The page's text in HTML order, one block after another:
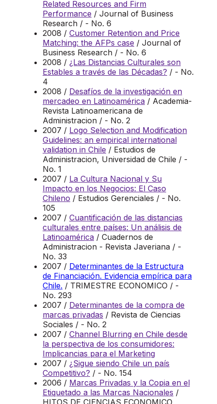
Related Resources and Firm
Performance / Journal of Business
Research / - No. 6
2008 / Customer Retention and Price
Matching: the AFPs case / Journal of
Business Research / - No. 6
2008 / ¿Las Distancias Culturales son
Estables a través de las Décadas? / - No.
4
2008 / Desafíos de la investigación en
mercadeo en Latinoamérica / Academia-
Revista Latinoamericana de
Administracion / - No. 2
2007 / Logo Selection and Modification
Guidelines: an empirical international
validation in Chile / Estudios de
Administracion, Universidad de Chile / -
No. 1
2007 / La Cultura Nacional y Su
Impacto en los Negocios: El Caso
Chileno / Estudios Gerenciales / - No.
105
2007 / Cuantificación de las distancias
culturales entre países: Un análisis de
Latinoamérica / Cuadernos de
Administracion - Revista Javeriana / -
No. 33
2007 / Determinantes de la Estructura
de Financiación. Evidencia empírica para
Chile. / TRIMESTRE ECONOMICO / -
No. 293
2007 / Determinantes de la compra de
marcas privadas / Revista de Ciencias
Sociales / - No. 2
2007 / Channel Blurring en Chile desde
la perspectiva de los consumidores:
Implicancias para el Marketing
2007 / ¿Sigue siendo Chile un país
Competitivo? / - No. 154
2006 / Marcas Privadas y la Copia en el
Etiquetado a las Marcas Nacionales /